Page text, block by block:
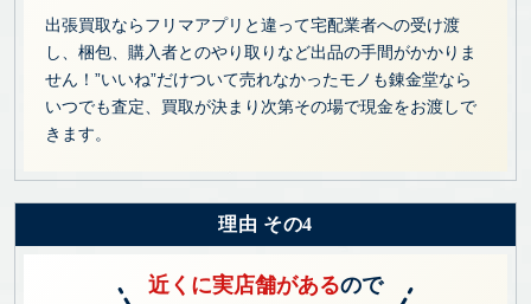
出張買取ならフリマアプリと違って宅配業者への受け渡
し、梱包、購入者とのやり取りなど出品の手間がかかりま
せん！”いいね”だけついて売れなかったモノも錬金堂なら
いつでも査定、買取が決まり次第その場で現金をお渡しで
きます。
理由 その4
近くに実店舗があるので